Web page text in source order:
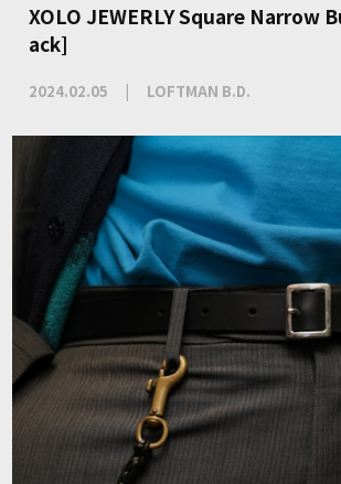
XOLO JEWERLY Square Narrow
ack]
2024.02.05 LOFTMAN B.D.